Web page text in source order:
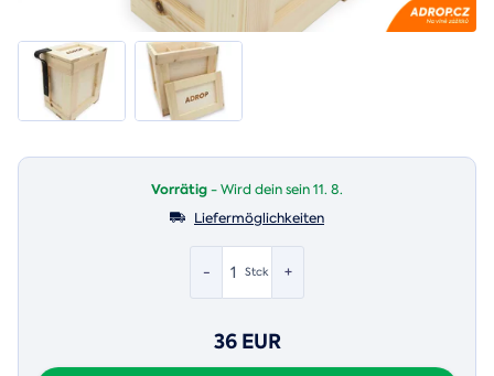
Vorrätig- Wird dein sein 11. 8.
Liefermöglichkeiten
- +
Stck
36 EUR